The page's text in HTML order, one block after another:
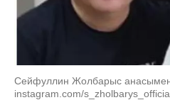
Сейфуллин Жолбарыс
instagram.com/